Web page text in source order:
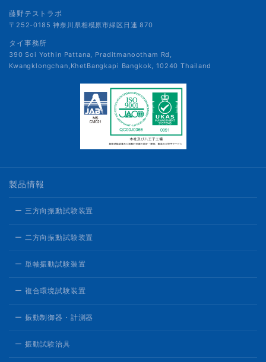
藤野テストラボ
〒252-0185 神奈川県相模原市緑区日連 870
タイ事務所
390 Soi Yothin Pattana, Praditmanootham Rd,
Kwangklongchan,KhetBangkapi Bangkok, 10240 Thailand
製品情報
ー 三方向振動試験装置
ー 二方向振動試験装置
ー 単軸振動試験装置
ー 複合環境試験装置
ー 振動制御器・計測器
ー 振動試験治具